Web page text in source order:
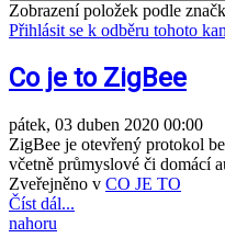
Zobrazení položek podle
Přihlásit se k odběru tohoto
Co je to ZigBee
pátek, 03 duben 2020 00:00
ZigBee je otevřený protokol
včetně průmyslové či domácí
Zveřejněno v CO JE TO
Číst dál...
nahoru